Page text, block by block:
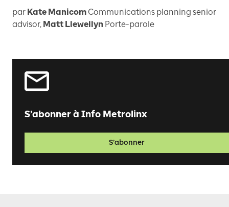
par Kate Manicom Communications planning senior
advisor, Matt Llewellyn Porte-parole
S’abonner à Info Metrolinx
S’abonner